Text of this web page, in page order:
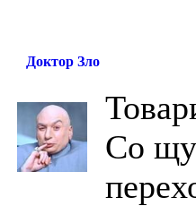
Доктор Зло
Со